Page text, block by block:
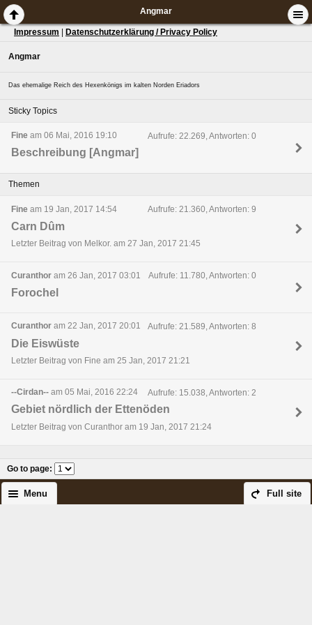
Angmar
Impressum Datenschutzerklärung / Privacy Policy
Angmar
Das ehemalige Reich des Hexenkönigs im kalten Norden Eriadors
Sticky Topics
Fine am 06 Mai, 2016 19:10 Aufrufe: 22.269, Antworten: 0
Beschreibung [Angmar]
Themen
Fine am 19 Jan, 2017 14:54 Aufrufe: 21.360, Antworten: 9
Carn Dûm
Letzter Beitrag von Melkor. am 27 Jan, 2017 21:45
Curanthor am 26 Jan, 2017 03:01 Aufrufe: 11.780, Antworten: 0
Forochel
Curanthor am 22 Jan, 2017 20:01 Aufrufe: 21.589, Antworten: 8
Die Eiswüste
Letzter Beitrag von Fine am 25 Jan, 2017 21:21
--Cirdan-- am 05 Mai, 2016 22:24 Aufrufe: 15.038, Antworten: 2
Gebiet nördlich der Ettenöden
Letzter Beitrag von Curanthor am 19 Jan, 2017 21:24
Go to page:
Full site
Menu